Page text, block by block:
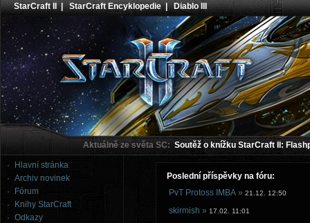
StarCraft II |StarCraft Encyklopedie|Diablo III
Aktuálně ze světa SC: Soutěž o knížku StarCraft II:
Hlavní stránka
Archiv novinek
Fórum
Knihy StarCraft
Odkazy
Poslední příspěvky na fóru:
PvT Protoss IMBA » 21.12. 12:50
skirmish » 17.02. 11:01